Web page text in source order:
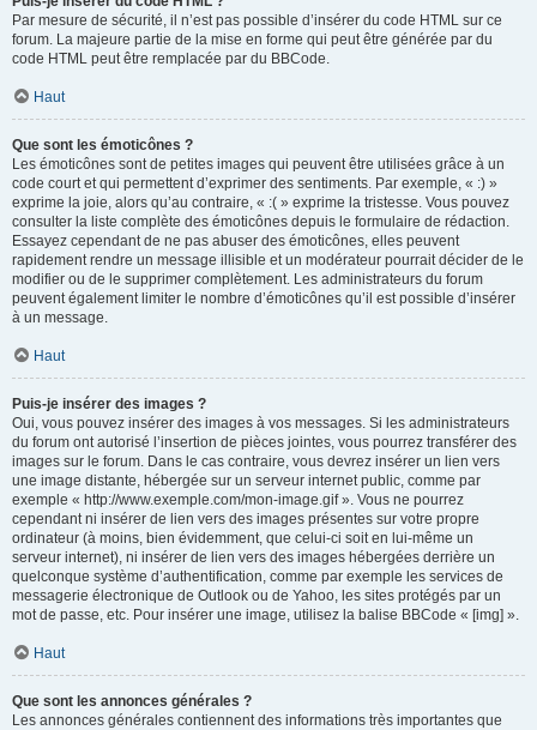
Par mesure de sécurité, il n’est pas possible d’insérer du code HTML sur ce
forum. La majeure partie de la mise en forme qui peut être générée par du
code HTML peut être remplacée par du BBCode.
Haut
Que sont les émoticônes ?
Les émoticônes sont de petites images qui peuvent être utilisées grâce à un
code court et qui permettent d’exprimer des sentiments. Par exemple, « :) »
exprime la joie, alors qu’au contraire, « :( » exprime la tristesse. Vous pouvez
consulter la liste complète des émoticônes depuis le formulaire de rédaction.
Essayez cependant de ne pas abuser des émoticônes, elles peuvent
rapidement rendre un message illisible et un modérateur pourrait décider de le
modifier ou de le supprimer complètement. Les administrateurs du forum
peuvent également limiter le nombre d’émoticônes qu’il est possible d’insérer
à un message.
Haut
Puis-je insérer des images ?
Oui, vous pouvez insérer des images à vos messages. Si les administrateurs
du forum ont autorisé l’insertion de pièces jointes, vous pourrez transférer des
images sur le forum. Dans le cas contraire, vous devrez insérer un lien vers
une image distante, hébergée sur un serveur internet public, comme par
exemple « http://www.exemple.com/mon-image.gif ». Vous ne pourrez
cependant ni insérer de lien vers des images présentes sur votre propre
ordinateur (à moins, bien évidemment, que celui-ci soit en lui-même un
serveur internet), ni insérer de lien vers des images hébergées derrière un
quelconque système d’authentification, comme par exemple les services de
messagerie électronique de Outlook ou de Yahoo, les sites protégés par un
mot de passe, etc. Pour insérer une image, utilisez la balise BBCode « [img] ».
Haut
Que sont les annonces générales ?
Les annonces générales contiennent des informations très importantes que